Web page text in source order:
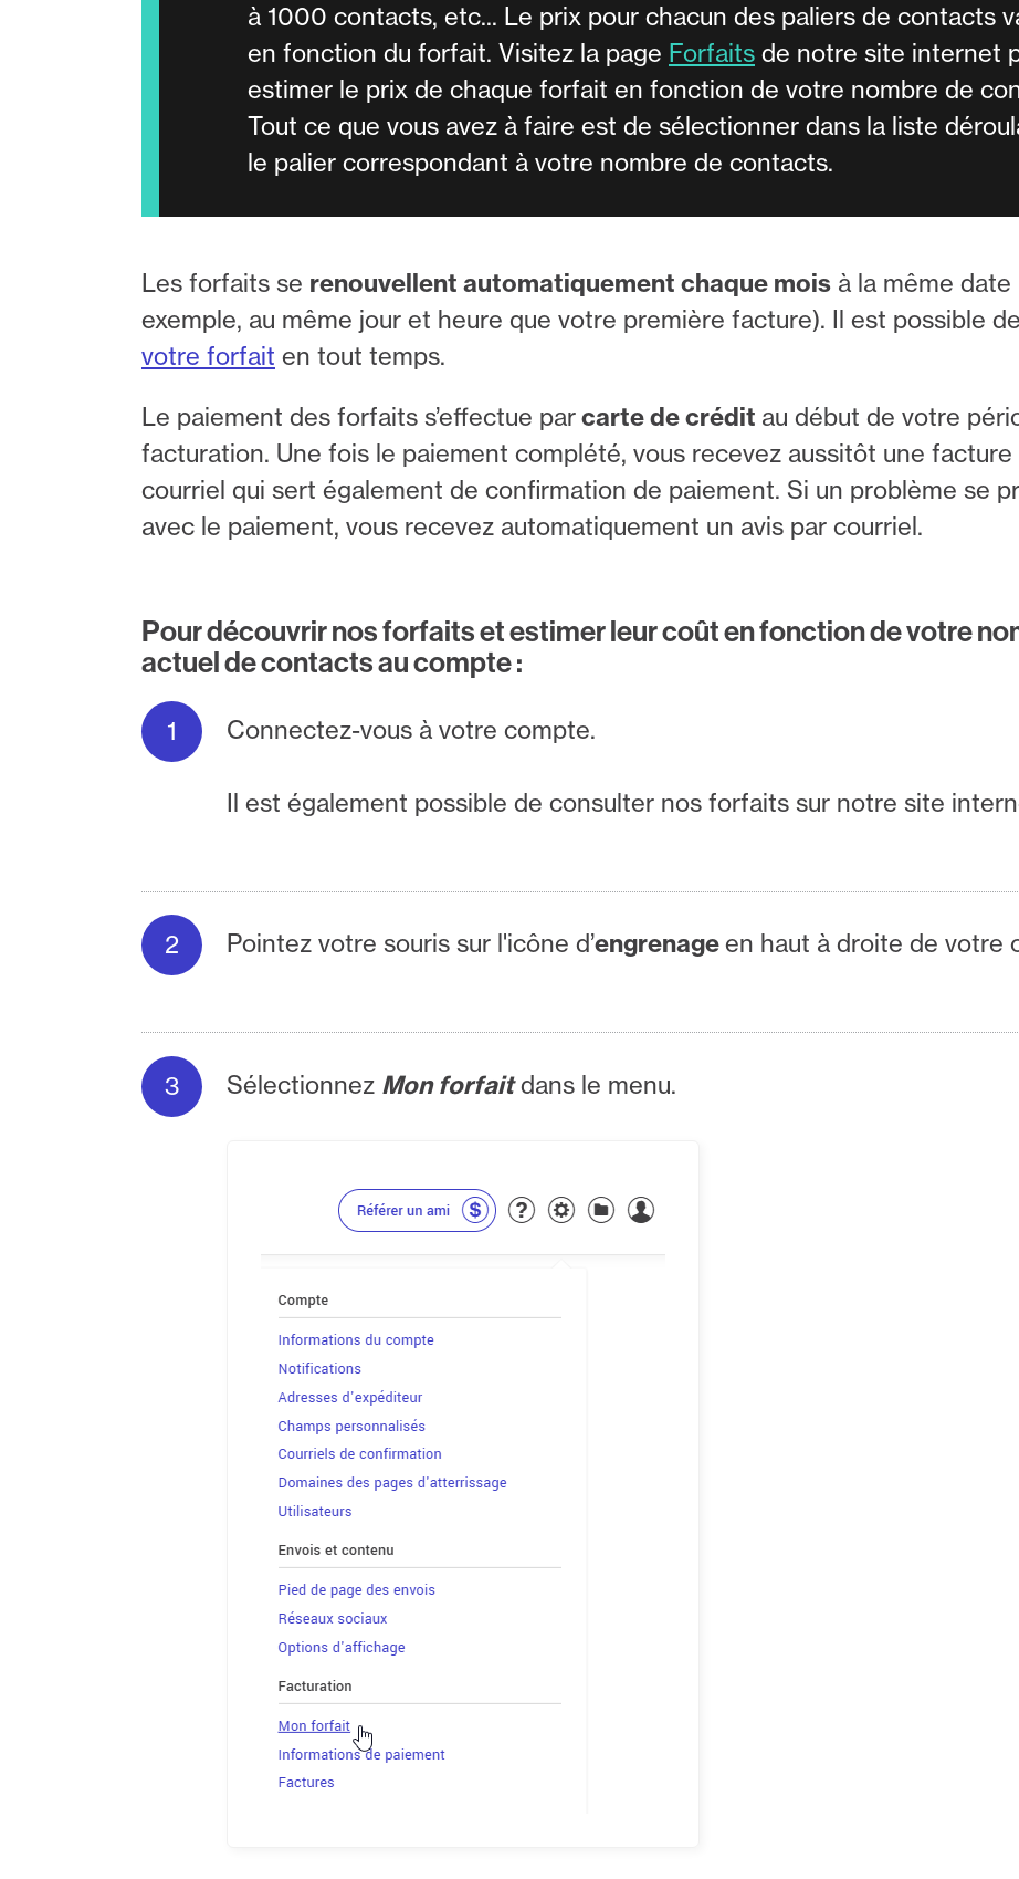
à 1000 contacts, etc... Le prix pour chacun des paliers de contacts
en fonction du forfait. Visitez la page Forfaits de notre site internet
estimer le prix de chaque forfait en fonction de votre nombre de
Tout ce que vous avez à faire est de sélectionner dans la liste
le palier correspondant à votre nombre de contacts.
Les forfaits se renouvellent automatiquement chaque mois à la même date
exemple, au même jour et heure que votre première facture). Il est possible de
votre forfait en tout temps.
Le paiement des forfaits s’effectue parcarte de crédit au début de votre
facturation. Une fois le paiement complété, vous recevez aussitôt une facture
courriel qui sert également de confirmation de paiement. Si un problème se
avec le paiement, vous recevez automatiquement un avis par courriel.
Pour découvrir nos forfaits et estimer leur coût en fonction de votre
actuel de contacts au compte :
Connectez-vous à votre compte.
Il est également possible de consulter nos forfaits sur notre site
Pointez votre souris sur l'icône d’engrenageen haut à droite de votre
Sélectionnez Mon forfaitdans le menu.